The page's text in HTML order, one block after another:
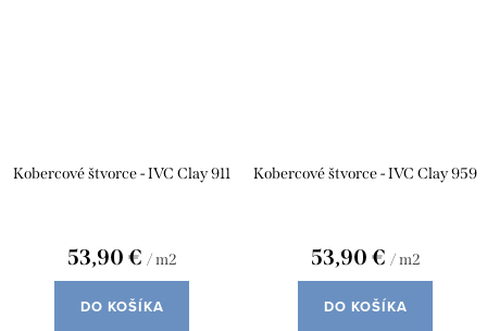
Kobercové štvorce - IVC Clay 911
53,90 € / m2
DO KOŠÍKA
Kobercové štvorce - IVC Clay 959
53,90 € / m2
DO KOŠÍKA